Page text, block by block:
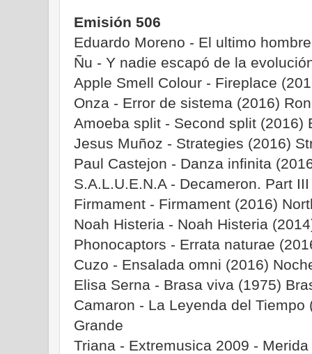
Emisión 506
Eduardo Moreno - El ultimo
Ñu - Y nadie escapó de la
Apple Smell Colour - Fireplace
Onza - Error de sistema (2016)
Amoeba split - Second split (2016)
Jesus Muñoz - Strategies (2016)
Paul Castejon - Danza infinita
S.A.L.U.E.N.A - Decameron. Part
Firmament - Firmament (2016)
Noah Histeria - Noah Histeria
Phonocaptors - Errata naturae
Cuzo - Ensalada omni (2016)
Elisa Serna - Brasa viva (1975)
Camaron - La Leyenda del
Grande
Triana - Extremusica 2009 -